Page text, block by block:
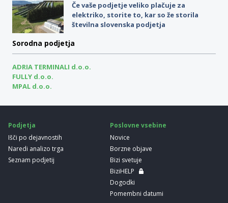
Če vaše podjetje veliko plačuje za
elektriko, storite to, kar so že storila
številna slovenska podjetja
Sorodna podjetja
ADRIA TERMINALI d.o.o.
FULLY d.o.o.
MPAL d.o.o.
Podjetja
Išči po dejavnostih
Naredi analizo trga
Seznam podjetij
Poslovne vsebine
Novice
Borzne objave
Bizi svetuje
BiziHELP
Dogodki
Pomembni datumi